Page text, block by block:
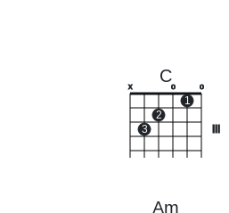
C
x
3
2
o
1
o
Am